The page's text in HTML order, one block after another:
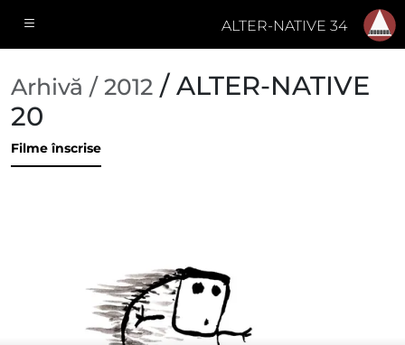
ALTER-NATIVE 34
Arhivă / 2012 / ALTER-NATIVE
20
Filme înscrise